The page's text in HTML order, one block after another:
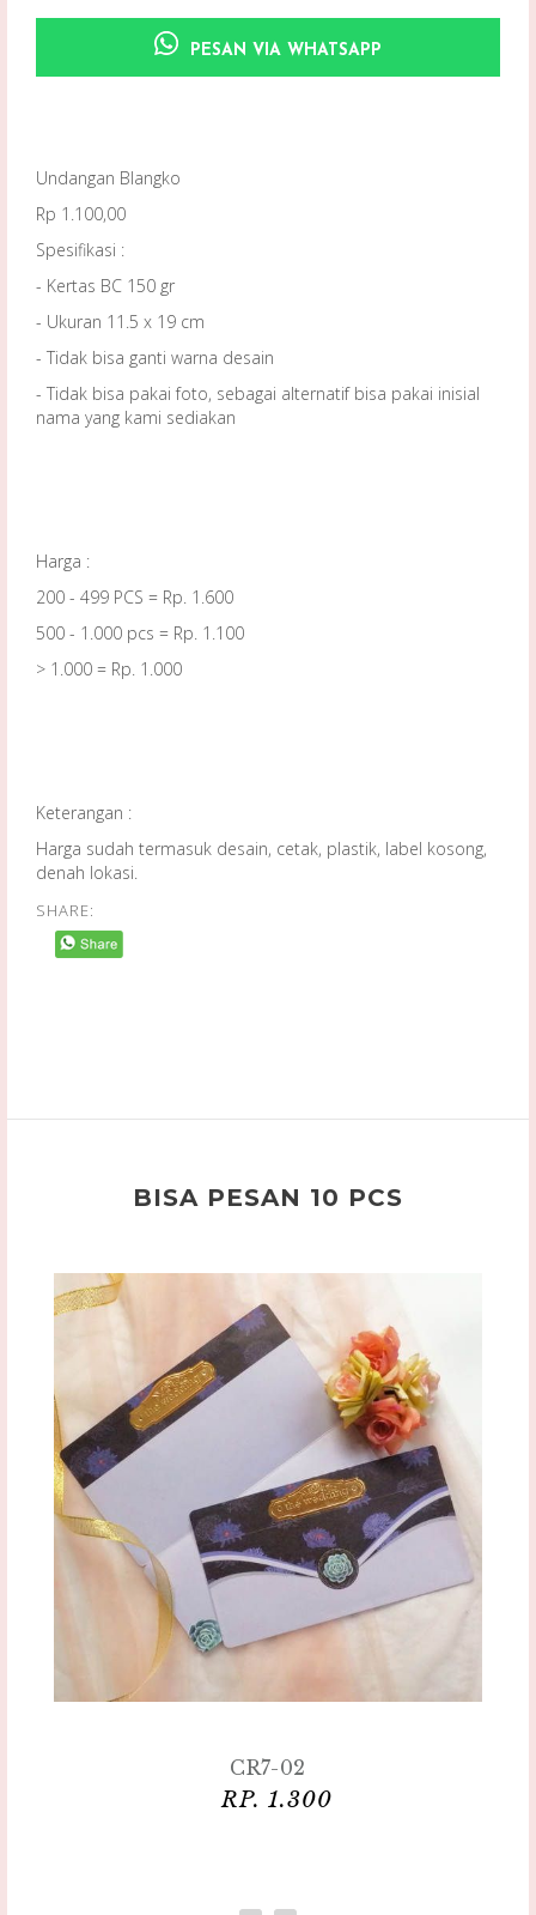
PESAN VIA WHATSAPP
Undangan Blangko
Rp 1.100,00
Spesifikasi :
- Kertas BC 150 gr
- Ukuran 11.5 x 19 cm
- Tidak bisa ganti warna desain
- Tidak bisa pakai foto, sebagai alternatif bisa pakai inisial
nama yang kami sediakan
Harga :
200 - 499 PCS = Rp. 1.600
500 - 1.000 pcs = Rp. 1.100
> 1.000 = Rp. 1.000
Keterangan :
Harga sudah termasuk desain, cetak, plastik, label kosong,
denah lokasi.
SHARE:
BISA PESAN 10 PCS
CR7-02
RP. 1.300